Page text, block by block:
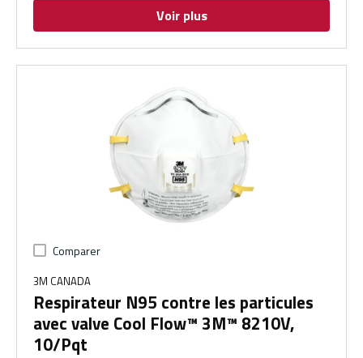
Voir plus
Comparer
3M CANADA
Respirateur N95 contre les particules
avec valve Cool Flow™ 3M™ 8210V,
10/Pqt